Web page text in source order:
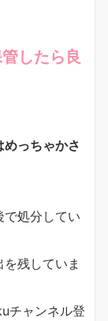
したら良
めっちゃかさ
処分してい
残していま
チャンネル登